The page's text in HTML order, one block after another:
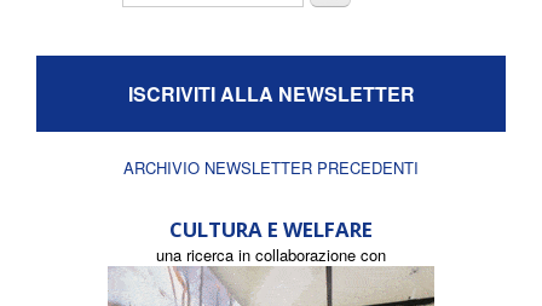
ISCRIVITI ALLA NEWSLETTER
ARCHIVIO NEWSLETTER PRECEDENTI
CULTURA E WELFARE
una ricerca in collaborazione con